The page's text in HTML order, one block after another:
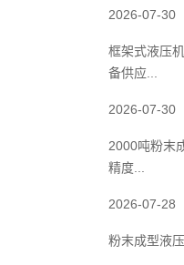
2026-07-30
框架式液压
备供应...
2026-07-30
2000吨粉末
精度...
2026-07-28
粉末成型液